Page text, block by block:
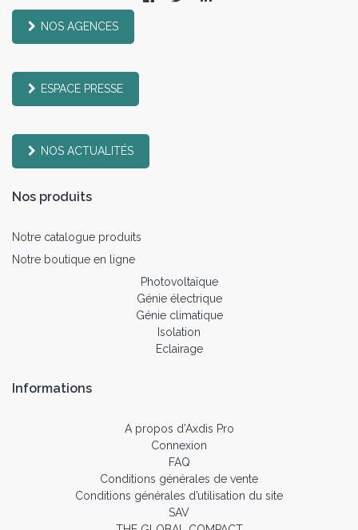
NOS AGENCES
ESPACE PRESSE
NOS ACTUALITÉS
Nos produits
Notre catalogue produits
Notre boutique en ligne
Photovoltaïque
Génie électrique
Génie climatique
Isolation
Eclairage
Informations
A propos d’Axdis Pro
Connexion
FAQ
Conditions générales de vente
Conditions générales d’utilisation du site
SAV